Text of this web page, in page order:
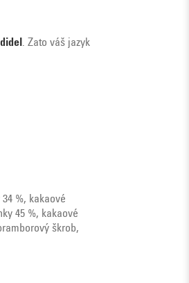
. Zato váš jazyk
%, kakaové
45 %, kakaové
škrob,